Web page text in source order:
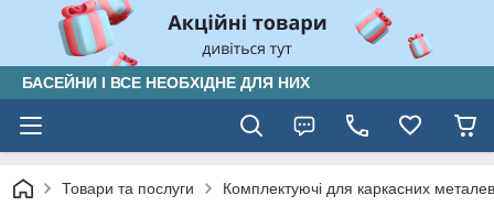
БАСЕЙНИ І ВСЕ НЕОБХІДНЕ ДЛЯ НИХ
Товари та послуги Комплектуючі для каркасних